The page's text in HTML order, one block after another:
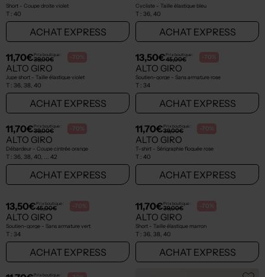
11,70€ Prix boutique :
39,00€
ALTO GIRO
Short - Coupe droite violet
T :40
ACHAT EXPRESS
11,70€ Prix boutique :
ALTO GIRO
Cycliste - Taille élastique bleu
T :36, 40
ACHAT EXPRESS